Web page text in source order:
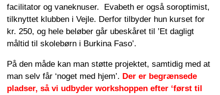
facilitator og vaneknuser. Evabeth er også soroptimist,
tilknyttet klubben i Vejle. Derfor tilbyder hun kurset for
kr. 250, og hele beløber går ubeskåret til ’Et dagligt
måltid til skolebørn i Burkina Faso’.
På den måde kan man støtte projektet, samtidig med at
man selv får ‘noget med hjem’. Der er begrænsede
pladser, så vi udbyder workshoppen efter ‘først til